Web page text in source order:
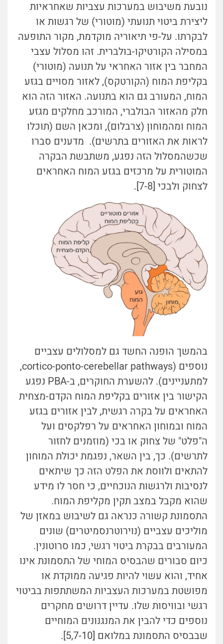
נובעת משיבוש במערכות עצביות שאחראיות
ליצירת ביטוי תנועתי (מוטורי) של רגשות או
לבקרתו. על-פי תיאוריה מוקדמת, מקור התופעה
במסילה הקורטיקו-בולברית. זהו מסלול עצבי
המחבר בין אזור האחראי על תנועה (מוטורי)
בקליפת המוח (הקורטקס), לאזור מסויים בגזע
המוח, המעורב גם הוא בתנועה. האזור הזה הוא
חלק מהאזור הבולברי, המורכב מחלקים מגזע
המוח ומהמוחון (צרבלום), ומכאן השם (תוכלו
לראות את האזורים בתרשים). מדענים סברו
שכשהמסלול הזה נפגע, משתבשת הבקרה
המוטורית על מרכזים בגזע המוח האחראים
לצחוק ולבכי [7-8].
בהמשך הופנה החשד גם למסלולים עצביים
נוספים (cortico-ponto-cerebellar pathways,
למתעניינים). להשערת החוקרים, ב-PBA נפגע
הקישור בין אזורים בקליפת המוח הקדם-מצחית
האחראים על בקרה רגשית, לבין אזורים בגזע
המוח ובמוחון האחראים על רפלקסים ועל
ה"פלט" של צחוק או בכי (מוזמנים לחזור
לתרשים). כך, בין השאר, נפגמת יכולת המוחון
להתאים ולווסת את הפלט הזה כך שיתאים
לנסיבות ולרגשות הנוכחיים, כי חסר לו מידע
שהוא מקבל במצב תקין מקליפת המוח.
התסמונת קשורה כנראה גם לשיבוש במאזן של
מוליכים עצביים (נוירוטרנסמיטרים) שונים
המעורבים בבקרת ביטוי רגשי, כמו סרוטונין.
כיום סבורים שהבסיס המוחי של התסמונת אינו
אחיד, והוא עשוי להיות פגיעה ממוקדת או
מפושטת במערכות העצביות המשתתפות בביטוי
רגשי ובוויסות שלו. עדיין דרושים מחקרים
נוספים כדי להבין את המנגנונים המוחיים
שבבסיס התסמונת במלואם [5,7-10].